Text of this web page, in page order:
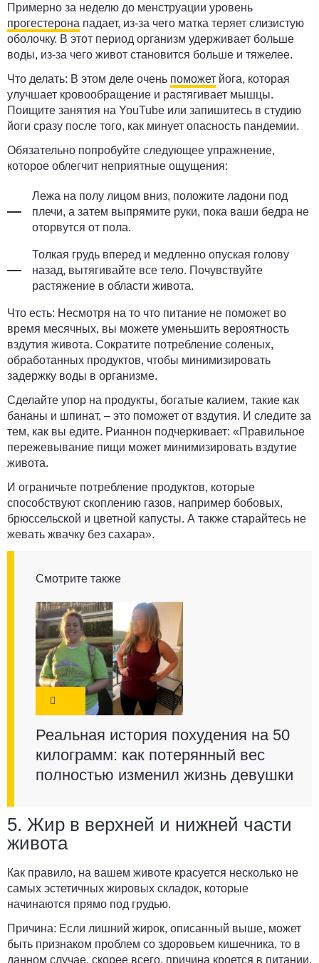
Примерно за неделю до менструации уровень
прогестерона падает, из-за чего матка теряет слизистую
оболочку. В этот период организм удерживает больше
воды, из-за чего живот становится больше и тяжелее.
Что делать: В этом деле очень поможет йога, которая
улучшает кровообращение и растягивает мышцы.
Поищите занятия на YouTube или запишитесь в студию
йоги сразу после того, как минует опасность пандемии.
Обязательно попробуйте следующее упражнение,
которое облегчит неприятные ощущения:
Лежа на полу лицом вниз, положите ладони под
плечи, а затем выпрямите руки, пока ваши бедра не
оторвутся от пола.
Толкая грудь вперед и медленно опуская голову
назад, вытягивайте все тело. Почувствуйте
растяжение в области живота.
Что есть: Несмотря на то что питание не поможет во
время месячных, вы можете уменьшить вероятность
вздутия живота. Сократите потребление соленых,
обработанных продуктов, чтобы минимизировать
задержку воды в организме.
Сделайте упор на продукты, богатые калием, такие как
бананы и шпинат, – это поможет от вздутия. И следите за
тем, как вы едите. Рианнон подчеркивает: «Правильное
пережевывание пищи может минимизировать вздутие
живота.
И ограничьте потребление продуктов, которые
способствуют скоплению газов, например бобовых,
брюссельской и цветной капусты. А также старайтесь не
жевать жвачку без сахара».
Смотрите также
Реальная история похудения на 50
килограмм: как потерянный вес
полностью изменил жизнь девушки
5. Жир в верхней и нижней части
живота
Как правило, на вашем животе красуется несколько не
самых эстетичных жировых складок, которые
начинаются прямо под грудью.
Причина: Если лишний жирок, описанный выше, может
быть признаком проблем со здоровьем кишечника, то в
данном случае, скорее всего, причина кроется в питании.